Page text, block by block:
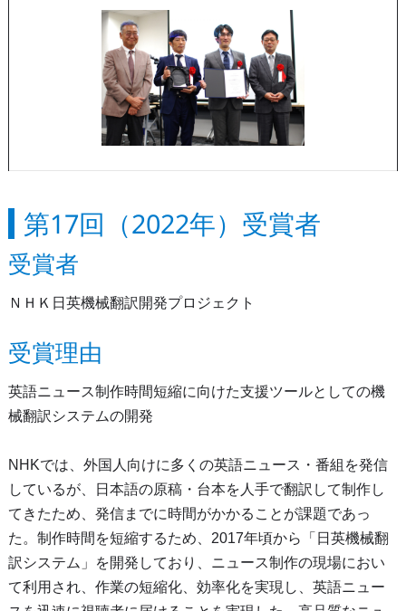
第17回（2022年）受賞者
受賞者
ＮＨＫ日英機械翻訳開発プロジェクト
受賞理由
英語ニュース制作時間短縮に向けた支援ツールとしての機
械翻訳システムの開発
NHKでは、外国人向けに多くの英語ニュース・番組を発信
しているが、日本語の原稿・台本を人手で翻訳して制作し
てきたため、発信までに時間がかかることが課題であっ
た。制作時間を短縮するため、2017年頃から「日英機械翻
訳システム」を開発しており、ニュース制作の現場におい
て利用され、作業の短縮化、効率化を実現し、英語ニュー